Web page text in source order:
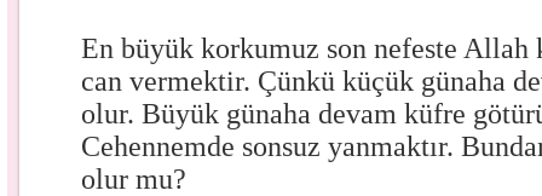
En büyük korkumuz son nefeste
can vermektir. Çünkü küçük günaha
olur. Büyük günaha devam küfre
Cehennemde sonsuz yanmaktır.
olur mu?